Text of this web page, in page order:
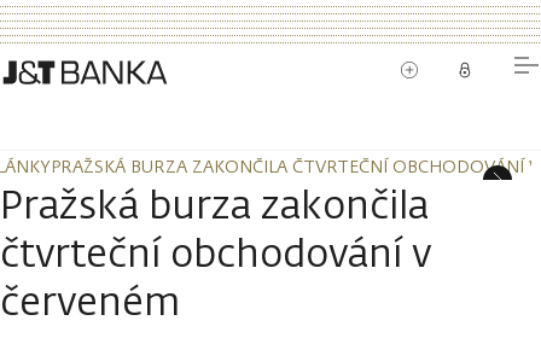
PRAŽSKÁ BURZA ZAKONČILA ČTVRTEČNÍ OBCHODOVÁNÍ
PRAŽSKÁ BURZA ZAKONČILA ČTVRTEČNÍ OBCHODOVÁNÍ
Pražská burza zakončila
čtvrteční obchodování v
červeném